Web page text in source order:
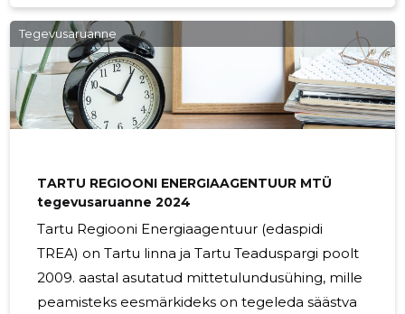
Tegevusaruanne
TARTU REGIOONI ENERGIAAGENTUUR MTÜ
tegevusaruanne 2024
Tartu Regiooni Energiaagentuur (edaspidi
TREA) on Tartu linna ja Tartu Teaduspargi poolt
2009. aastal asutatud mittetulundusühing, mille
peamisteks eesmärkideks on tegeleda säästva